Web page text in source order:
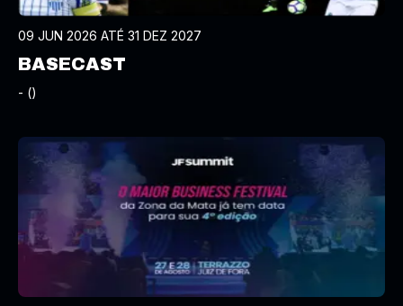
09 JUN 2026 ATÉ 31 DEZ 2027
BASECAST
- ()